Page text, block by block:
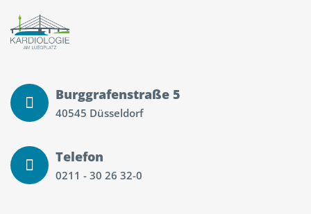
Burggrafenstraße 5
40545 Düsseldorf
Telefon
0211 - 30 26 32-0